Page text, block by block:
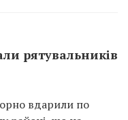
рятувальників
вдарили по